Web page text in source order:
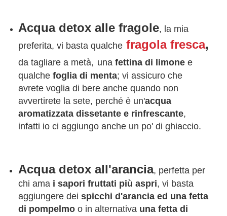
Acqua detox alle fragole, la mia
preferita, vi basta qualchefragola fresca,
da tagliare a metà, una fettina di limonee
qualchefoglia di menta; vi assicuro che
avrete voglia di bere anche quando non
avvertirete la sete, perché è un'acqua
aromatizzata dissetante e rinfrescante,
infatti io ci aggiungo anche un po' di ghiaccio.
Acqua detox all'arancia, perfetta per
chi ama i sapori fruttati più aspri, vi basta
aggiungere dei spicchi d'arancia ed una fetta
di pompelmoo in alternativa una fetta di